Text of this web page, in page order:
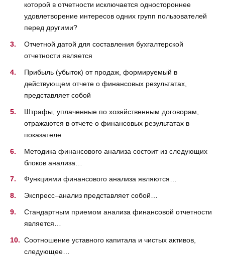
которой в отчетности исключается одностороннее
удовлетворение интересов одних групп пользователей
перед другими?
Отчетной датой для составления бухгалтерской
отчетности является
Прибыль (убыток) от продаж, формируемый в
действующем отчете о финансовых результатах,
представляет собой
Штрафы, уплаченные по хозяйственным договорам,
отражаются в отчете о финансовых результатах в
показателе
Методика финансового анализа состоит из следующих
блоков анализа…
Функциями финансового анализа являются…
Экспресс–анализ представляет собой…
Стандартным приемом анализа финансовой отчетности
является…
Соотношение уставного капитала и чистых активов,
следующее…